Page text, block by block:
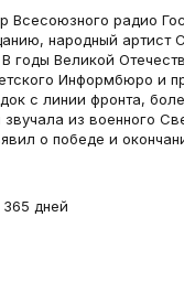
радио
народный артист
годы Великой
Информбюро и
с линии фронта,
из военного
о победе и
365 дней